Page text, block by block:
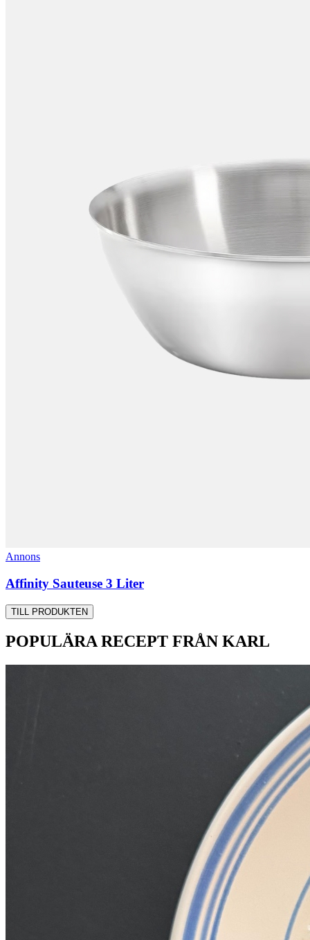
Annons
Affinity Sauteuse 3 Liter
TILL PRODUKTEN
POPULÄRA RECEPT FRÅN KARL